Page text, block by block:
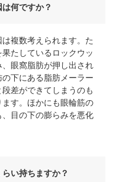
何ですか？
複数考えられます。た
たしているロックウッ
、眼窩脂肪が押し出され
下にある脂肪メーラー
差ができてしまうのも
す。ほかにも眼輪筋の
目の下の膨らみを悪化
い持ちますか？